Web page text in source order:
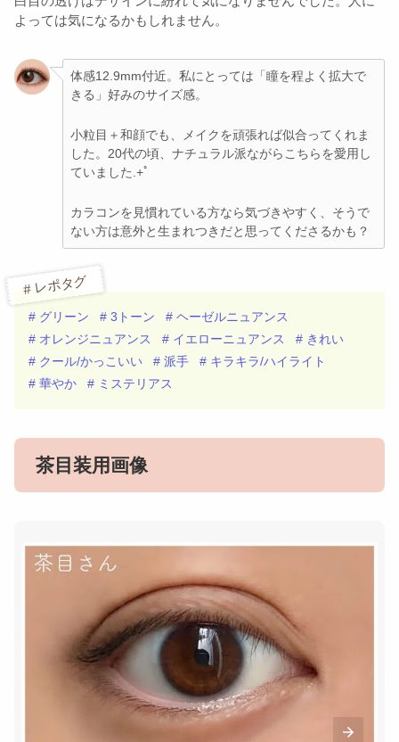
よっては気になるかもしれません。
体感12.9mm付近。私にとっては「瞳を程よく拡大で
きる」好みのサイズ感。
小粒目＋和顔でも、メイクを頑張れば似合ってくれま
した。20代の頃、ナチュラル派ながらこちらを愛用し
ていました.+ﾟ
カラコンを見慣れている方なら気づきやすく、そうで
ない方は意外と生まれつきだと思ってくださるかも？
# レポタグ
# グリーン # 3トーン
# ヘーゼルニュアンス
# オレンジニュアンス
# イエローニュアンス
# きれい
# クール/かっこいい
# 派手
# キラキラ/ハイライト
# 華やか
# ミステリアス
茶目装用画像